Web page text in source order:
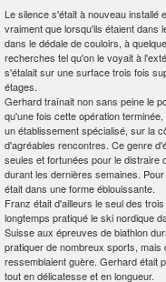
Le silence s'était à nouveau installé
vraiment que lorsqu'ils étaient dans
dans le dédale de couloirs, à
recherches tel qu'on le voyait à
s'étalait sur une surface trois fois
étages.
Gerhard traînait non sans peine le
qu'une fois cette opération
un établissement spécialisé, sur la
d'agréables rencontres. Ce genre
seules et fortunées pour le distraire
durant les dernières semaines.
était dans une forme éblouissante.
Franz était d'ailleurs le seul des
longtemps pratiqué le ski nordique
Suisse aux épreuves de biathlon
pratiquer de nombreux sports,
ressemblaient guère. Gerhard était
tout en délicatesse et en longueur.